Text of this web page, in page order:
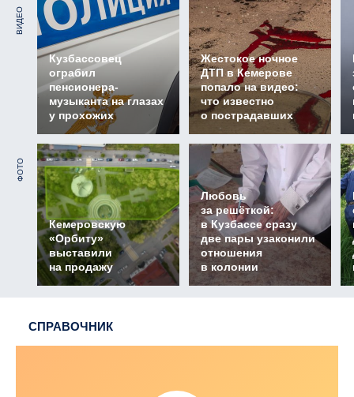
ВИДЕО
Кузбассовец
ограбил
пенсионера-
музыканта на глазах
у прохожих
Жестокое ночное
ДТП в Кемерове
попало на видео:
что известно
о пострадавших
ФОТО
Кемеровскую
«Орбиту»
выставили
на продажу
Любовь
за решёткой:
в Кузбассе сразу
две пары узаконили
отношения
в колонии
СПРАВОЧНИК